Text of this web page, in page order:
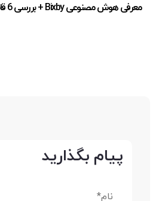
معرفی هوش مصنوعی Bixby + بررسی 6 قابلیت آن
پیام بگذارید